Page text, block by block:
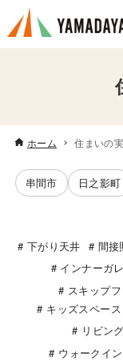
ホーム 住まいの
串間市 日之影町
下がり天井 間接
インナーガ
スキップ
キッズスペース
リビン
ウォークイ